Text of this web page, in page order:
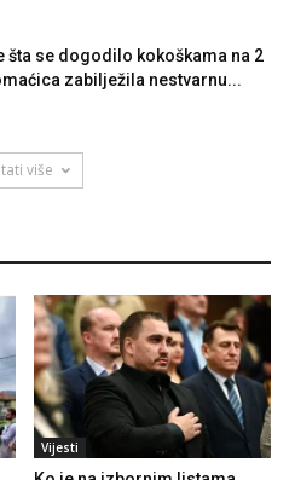
šta se dogodilo kokoškama na 2
zabilježila nestvarnu...
više
Vijesti